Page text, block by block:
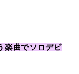
楽曲でソロデビ